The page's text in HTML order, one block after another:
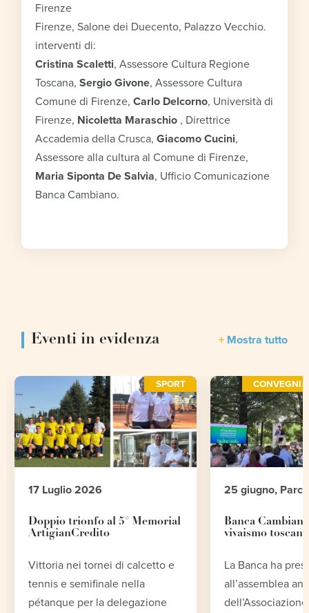
Firenze
Firenze, Salone dei Duecento, Palazzo Vecchio.
interventi di:
Cristina Scaletti, Assessore Cultura Regione
Toscana,Sergio Givone, Assessore Cultura
Comune di Firenze,Carlo Delcorno, Università di
Firenze, Nicoletta Maraschio , Direttrice
Accademia della Crusca,Giacomo Cucini,
Assessore alla cultura al Comune di Firenze,
Maria Siponta De Salvia, Ufficio Comunicazione
Banca Cambiano.
Eventi in evidenza Mostra tutto
SPORT
17 Luglio 2026
Doppio trionfo al 5° Memorial
ArtigianCredito
Vittoria nei tornei di calcetto e
tennis e semifinale nella
pétanque per la delegazione
CONVEGNI
25 giugno,
Banca
vivaismo toscano
La Banca ha
all’assemblea